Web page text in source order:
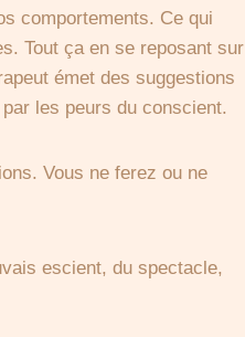
comportements. Ce qui
Tout ça en se reposant sur
émet des suggestions
les peurs du conscient.
Vous ne ferez ou ne
escient, du spectacle,